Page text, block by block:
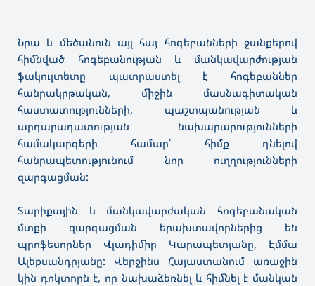
Նրա և մեծանուն այլ հայ հոգեբանների ջանքերով
հիմնված հոգեբանության և մանկավարժության
ֆակուլտետը պատրաստել է հոգեբաններ
հանրակրթական, միջին մասնագիտական
հաստատությունների, պաշտպանության և
արդարադատության նախարարությունների
համակարգերի համար՝ հիմք դնելով
հանրապետությունում նոր ուղղությունների
զարգացման:
Տարիքային և մանկավարժական հոգեբանական
մտքի զարգացման երախտավորներից են
պրոֆեսորներ Վլադիմիր Կարապետյանը, Էմմա
Ալեքսանդրյանը: Վերջինս Հայաստանում առաջին
կին դոկտորն է, որ նախաձեռնել և հիմնել է մանկան